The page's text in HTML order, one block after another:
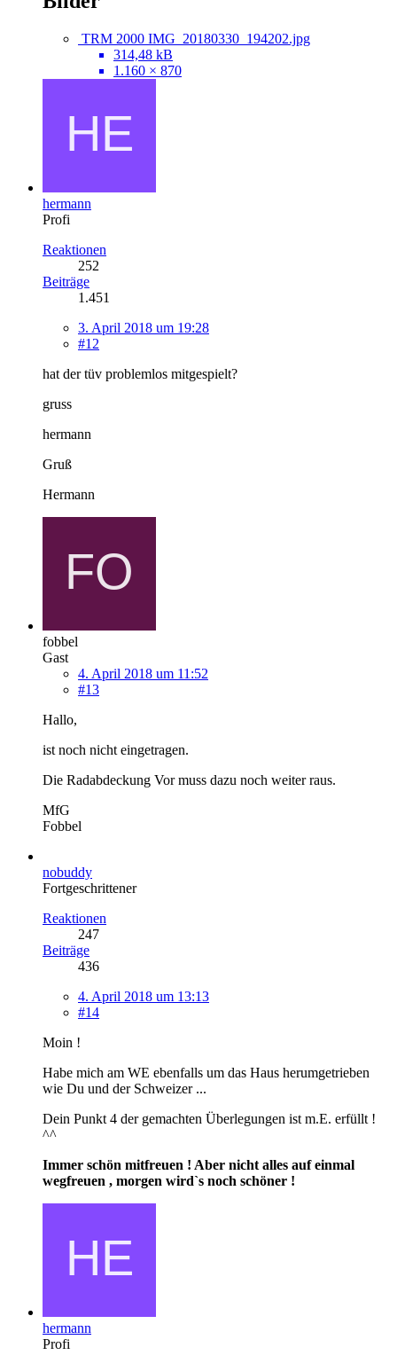
TRM 2000 IMG_20180330_194202.jpg
314,48 kB
1.160 × 870
hermann
Profi
Reaktionen
252
Beiträge
1.451
3. April 2018 um 19:28
#12
hat der tüv problemlos mitgespielt?
gruss
hermann
Gruß
Hermann
fobbel
Gast
4. April 2018 um 11:52
#13
Hallo,
ist noch nicht eingetragen.
Die Radabdeckung Vor muss dazu noch weiter raus.
MfG
Fobbel
nobuddy
Fortgeschrittener
Reaktionen
247
Beiträge
436
4. April 2018 um 13:13
#14
Moin !
Habe mich am WE ebenfalls um das Haus herumgetrieben
wie Du und der Schweizer ...
Dein Punkt 4 der gemachten Überlegungen ist m.E. erfüllt !
^^
Immer schön mitfreuen ! Aber nicht alles auf einmal
wegfreuen , morgen wird`s noch schöner !
hermann
Profi